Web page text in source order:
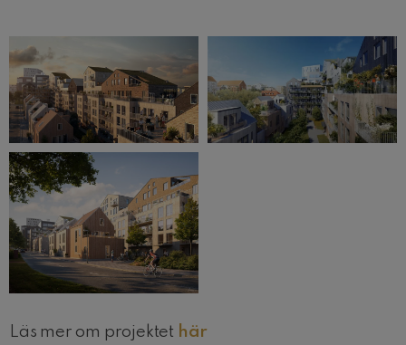
Läs mer om projektet här